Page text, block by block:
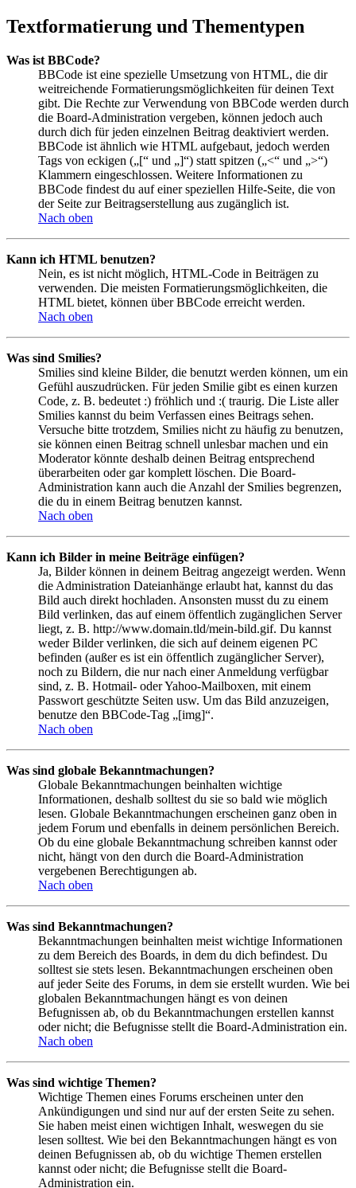
Textformatierung und Thementypen
Was ist BBCode?
BBCode ist eine spezielle Umsetzung von HTML, die dir
weitreichende Formatierungsmöglichkeiten für deinen Text
gibt. Die Rechte zur Verwendung von BBCode werden durch
die Board-Administration vergeben, können jedoch auch
durch dich für jeden einzelnen Beitrag deaktiviert werden.
BBCode ist ähnlich wie HTML aufgebaut, jedoch werden
Tags von eckigen („[“ und „]“) statt spitzen („<“ und „>“)
Klammern eingeschlossen. Weitere Informationen zu
BBCode findest du auf einer speziellen Hilfe-Seite, die von
der Seite zur Beitragserstellung aus zugänglich ist.
Nach oben
Kann ich HTML benutzen?
Nein, es ist nicht möglich, HTML-Code in Beiträgen zu
verwenden. Die meisten Formatierungsmöglichkeiten, die
HTML bietet, können über BBCode erreicht werden.
Nach oben
Was sind Smilies?
Smilies sind kleine Bilder, die benutzt werden können, um ein
Gefühl auszudrücken. Für jeden Smilie gibt es einen kurzen
Code, z. B. bedeutet :) fröhlich und :( traurig. Die Liste aller
Smilies kannst du beim Verfassen eines Beitrags sehen.
Versuche bitte trotzdem, Smilies nicht zu häufig zu benutzen,
sie können einen Beitrag schnell unlesbar machen und ein
Moderator könnte deshalb deinen Beitrag entsprechend
überarbeiten oder gar komplett löschen. Die Board-
Administration kann auch die Anzahl der Smilies begrenzen,
die du in einem Beitrag benutzen kannst.
Nach oben
Kann ich Bilder in meine Beiträge einfügen?
Ja, Bilder können in deinem Beitrag angezeigt werden. Wenn
die Administration Dateianhänge erlaubt hat, kannst du das
Bild auch direkt hochladen. Ansonsten musst du zu einem
Bild verlinken, das auf einem öffentlich zugänglichen Server
liegt, z. B. http://www.domain.tld/mein-bild.gif. Du kannst
weder Bilder verlinken, die sich auf deinem eigenen PC
befinden (außer es ist ein öffentlich zugänglicher Server),
noch zu Bildern, die nur nach einer Anmeldung verfügbar
sind, z. B. Hotmail- oder Yahoo-Mailboxen, mit einem
Passwort geschützte Seiten usw. Um das Bild anzuzeigen,
benutze den BBCode-Tag „[img]“.
Nach oben
Was sind globale Bekanntmachungen?
Globale Bekanntmachungen beinhalten wichtige
Informationen, deshalb solltest du sie so bald wie möglich
lesen. Globale Bekanntmachungen erscheinen ganz oben in
jedem Forum und ebenfalls in deinem persönlichen Bereich.
Ob du eine globale Bekanntmachung schreiben kannst oder
nicht, hängt von den durch die Board-Administration
vergebenen Berechtigungen ab.
Nach oben
Was sind Bekanntmachungen?
Bekanntmachungen beinhalten meist wichtige Informationen
zu dem Bereich des Boards, in dem du dich befindest. Du
solltest sie stets lesen. Bekanntmachungen erscheinen oben
auf jeder Seite des Forums, in dem sie erstellt wurden. Wie bei
globalen Bekanntmachungen hängt es von deinen
Befugnissen ab, ob du Bekanntmachungen erstellen kannst
oder nicht; die Befugnisse stellt die Board-Administration ein.
Nach oben
Was sind wichtige Themen?
Wichtige Themen eines Forums erscheinen unter den
Ankündigungen und sind nur auf der ersten Seite zu sehen.
Sie haben meist einen wichtigen Inhalt, weswegen du sie
lesen solltest. Wie bei den Bekanntmachungen hängt es von
deinen Befugnissen ab, ob du wichtige Themen erstellen
kannst oder nicht; die Befugnisse stellt die Board-
Administration ein.